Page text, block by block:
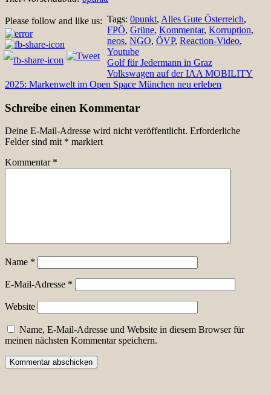
Please follow and like us: Tags: 0punkt, Alles Gute Österreich,
FPÖ, Grüne, Kommentar, Korruption,
neos, NGO, ÖVP, Reaction-Video,
Youtube
BeitragsnavigationGolf für Jedermann in Graz
Volkswagen auf der IAA MOBILITY
2025: Markenwelt im Open Space München neu erleben
Schreibe einen Kommentar
Deine E-Mail-Adresse wird nicht veröffentlicht. Erforderliche
Felder sind mit * markiert
Kommentar *
Name *
E-Mail-Adresse *
Website
Name, E-Mail-Adresse und Website in diesem Browser für
meinen nächsten Kommentar speichern.